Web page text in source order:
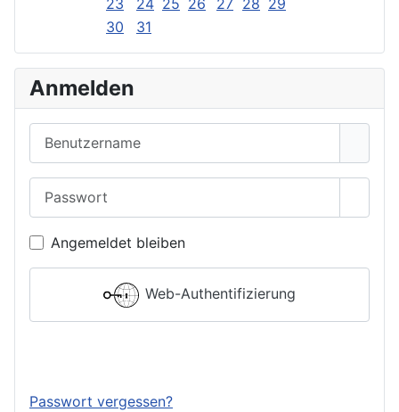
30
31
Anmelden
Angemeldet bleiben
Web-Authentifizierung
Passwort vergessen?